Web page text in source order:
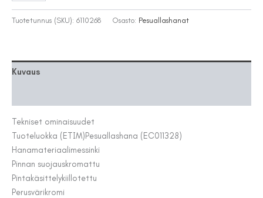
CLINICA
Tuotetunnus (SKU): 6110268 Osasto: Pesuallashanat
Kuvaus
Tekniset ominaisuudet
Tuoteluokka (ETIM)Pesuallashana (EC011328)
Hanamateriaalimessinki
Pinnan suojauskromattu
Pintakäsittelykiillotettu
Perusvärikromi